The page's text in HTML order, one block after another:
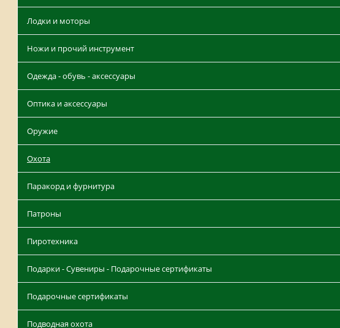
Лодки и моторы
Ножи и прочий инструмент
Одежда - обувь - аксессуары
Оптика и аксессуары
Оружие
Охота
Паракорд и фурнитура
Патроны
Пиротехника
Подарки - Сувениры - Подарочные сертификаты
Подарочные сертификаты
Подводная охота